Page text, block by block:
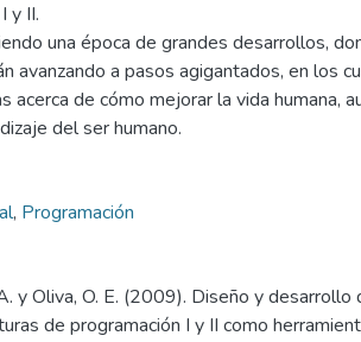
y II.
una época de grandes desarrollos,
avanzando a pasos agigantados, en los
acerca de cómo mejorar la vida humana,
del ser humano.
, Programación
y Oliva, O. E. (2009). Diseño y desarrollo
de programación I y II como